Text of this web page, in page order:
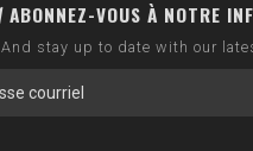
ABONNEZ-VOUS À NOTRE
And stay up to date with our